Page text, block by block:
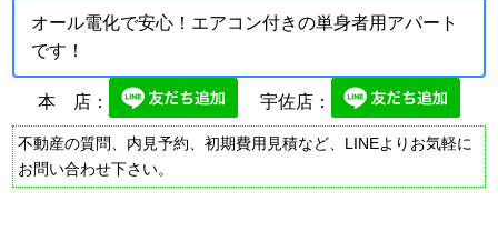
オール電化で安心！エアコン付きの単身者用アパート
です！
本 店： 宇佐店：
不動産の質問、内見予約、初期費用見積など、LINEよりお気軽に
お問い合わせ下さい。